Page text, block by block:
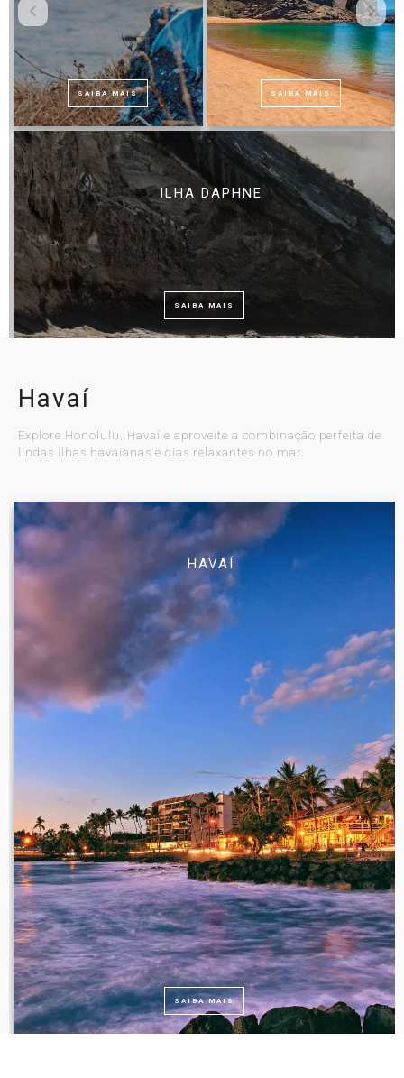
SAIBA MAIS SAIBA MAIS
ILHA DAPHNE
SAIBA MAIS
Havaí
Explore Honolulu, Havaí e aproveite a combinação perfeita de
lindas ilhas havaianas e dias relaxantes no mar.
HAVAÍ
SAIBA MAIS